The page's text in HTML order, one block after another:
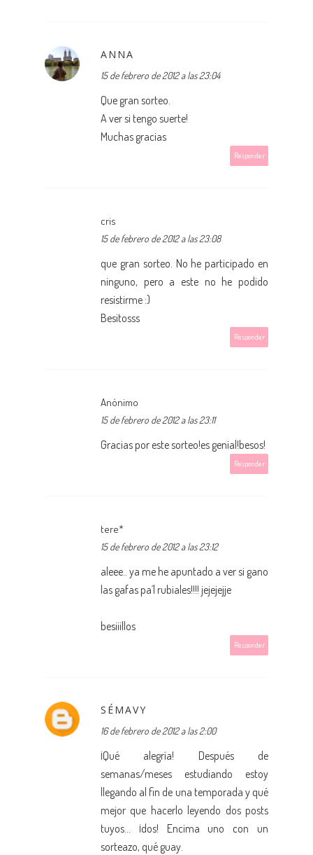
ANNA
15 de febrero de 2012 a las 23:04
Que gran sorteo.
A ver si tengo suerte!
Muchas gracias
Responder
cris
15 de febrero de 2012 a las 23:08
que gran sorteo. No he participado en
ninguno, pero a este no he podido
resistirme :)
Besitosss
Responder
Anónimo
15 de febrero de 2012 a las 23:11
Gracias por este sorteo!es genial!besos!
Responder
tere*
15 de febrero de 2012 a las 23:12
aleee.. ya me he apuntado a ver si gano
las gafas pa´l rubiales!!!! jejejejje
besiiillos
Responder
SÉMAVY
16 de febrero de 2012 a las 2:00
¡Qué alegría! Después de
semanas/meses estudiando estoy
llegando al fin de una temporada y qué
mejor que hacerlo leyendo dos posts
tuyos... ¡dos! Encima uno con un
sorteazo, qué guay.